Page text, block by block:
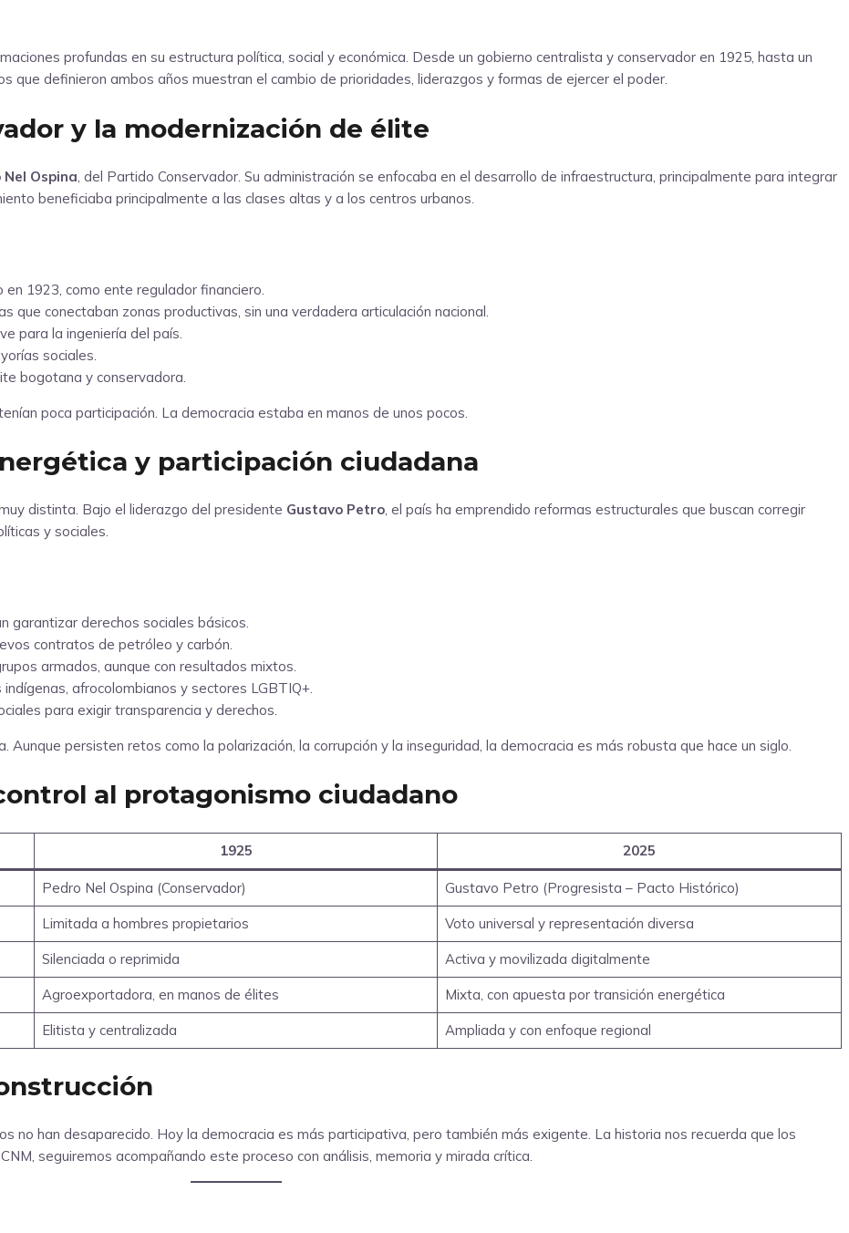
profundas en su estructura política, social y económica. Desde un gobierno centralista y conservador en 1925, hasta un
que definieron ambos años muestran el cambio de prioridades, liderazgos y formas de ejercer el poder.
y la modernización de élite
Nel Ospina , del Partido Conservador. Su administración se enfocaba en el desarrollo de infraestructura, principalmente para integrar
beneficiaba principalmente a las clases altas y a los centros urbanos.
en 1923, como ente regulador financiero.
que conectaban zonas productivas, sin una verdadera articulación nacional.
para la ingeniería del país.
sociales.
bogotana y conservadora.
poca participación. La democracia estaba en manos de unos pocos.
y participación ciudadana
distinta. Bajo el liderazgo del presidente Gustavo Petro, el país ha emprendido reformas estructurales que buscan corregir
y sociales.
garantizar derechos sociales básicos.
contratos de petróleo y carbón.
armados, aunque con resultados mixtos.
afrocolombianos y sectores LGBTIQ+.
para exigir transparencia y derechos.
persisten retos como la polarización, la corrupción y la inseguridad, la democracia es más robusta que hace un siglo.
al protagonismo ciudadano
1925 2025
Pedro Nel Ospina (Conservador) Gustavo Petro (Progresista – Pacto Histórico)
Limitada a hombres propietarios Voto universal y representación diversa
Silenciada o reprimida Activa y movilizada digitalmente
Agroexportadora, en manos de élites Mixta, con apuesta por transición energética
Elitista y centralizada Ampliada y con enfoque regional
no han desaparecido. Hoy la democracia es más participativa, pero también más exigente. La historia nos recuerda que los
seguiremos acompañando este proceso con análisis, memoria y mirada crítica.